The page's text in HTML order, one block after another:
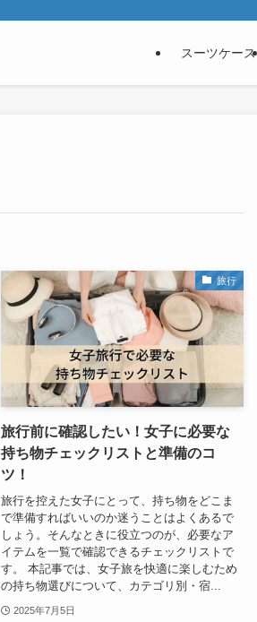
スーツケース
旅行
旅行前に確認したい！女子に必要な
持ち物チェックリストと準備のコ
ツ！
旅行を控えた女子にとって、持ち物をどこま
で準備すればいいのか迷うことはよくあるで
しょう。そんなときに役立つのが、必要なア
イテムを一覧で確認できるチェックリストで
す。 本記事では、女子旅を快適に楽しむため
の持ち物選びについて、カテゴリ別・宿...
2025年7月5日